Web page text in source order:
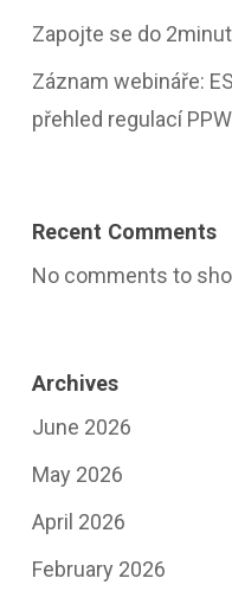
Zapojte se do
Záznam webináře:
přehled regulací
Recent Comments
No comments to
Archives
June 2026
May 2026
April 2026
February 2026